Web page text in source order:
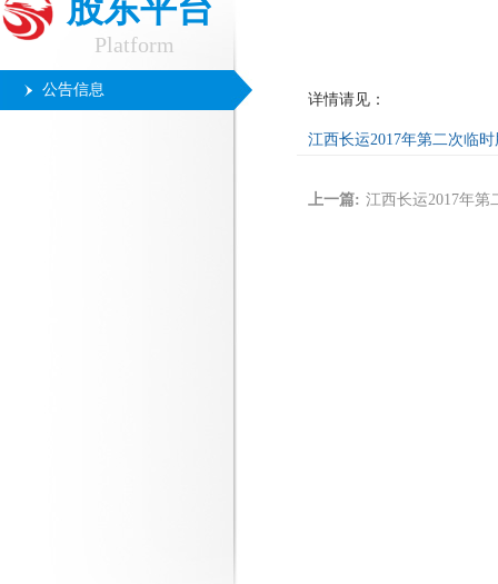
股东平台
Platform
公告信息
详情请见：
江西长运2017年第二次临
上一篇: 江西长运2017年第